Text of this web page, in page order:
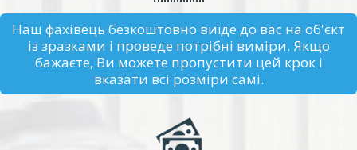
Наш фахівець безкоштовно виїде до вас на об'єкт
із зразками і проведе потрібні виміри. Якщо
бажаєте, Ви можете пропустити цей крок і
вказати всі розміри самі.